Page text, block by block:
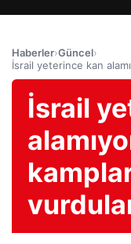
Haberler›Güncel›
İsrail yeterince kan
İsrail